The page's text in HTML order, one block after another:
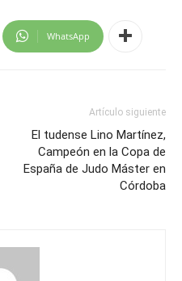
WhatsApp
Artículo siguiente
El tudense Lino Martínez,
Campeón en la Copa de
España de Judo Máster en
Córdoba